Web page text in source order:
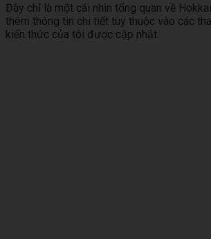
Đây chỉ là một cái nhìn tổng quan về
thêm thông tin chi tiết tùy thuộc vào các
kiến thức của tôi được cập nhật.